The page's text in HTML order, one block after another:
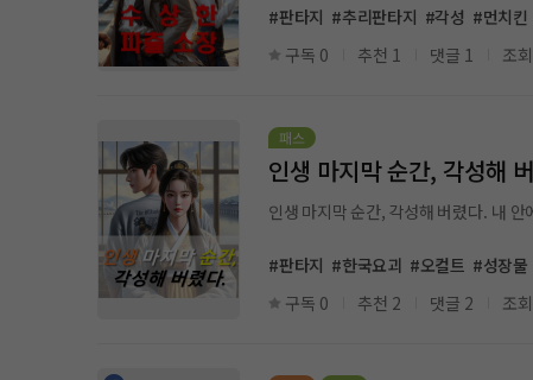
#판타지 #추리판타지 #각성 #먼치킨
구독 0
추천 1 댓글 1 조
인생 마지막 순간, 각성해
인생 마지막 순간, 각성해 버렸다. 내
#판타지 #한국요괴 #오컬트 #성장물
구독 0
추천 2 댓글 2 조